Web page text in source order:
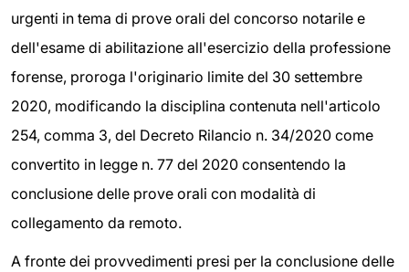
urgenti in tema di prove orali del concorso notarile e
dell'esame di abilitazione all'esercizio della professione
forense, proroga l'originario limite del 30 settembre
2020, modificando la disciplina contenuta nell'articolo
254, comma 3, del Decreto Rilancio n. 34/2020 come
convertito in legge n. 77 del 2020 consentendo la
conclusione delle prove orali con modalità di
collegamento da remoto.
A fronte dei provvedimenti presi per la conclusione delle